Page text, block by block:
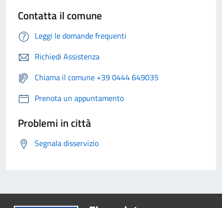
Contatta il comune
Leggi le domande frequenti
Richiedi Assistenza
Chiama il comune +39 0444 649035
Prenota un appuntamento
Problemi in città
Segnala disservizio